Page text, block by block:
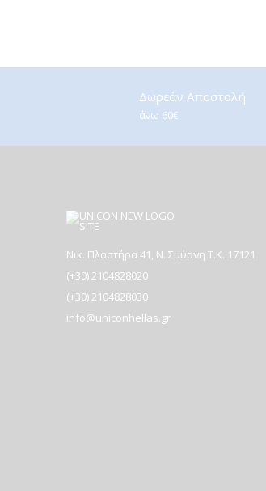
Δωρεάν Αποστολή
άνω 60€
Νικ. Πλαστήρα 41, Ν. Σμύρνη T.K. 17121
(+30) 2104828020
(+30) 2104828030
info@uniconhellas.gr